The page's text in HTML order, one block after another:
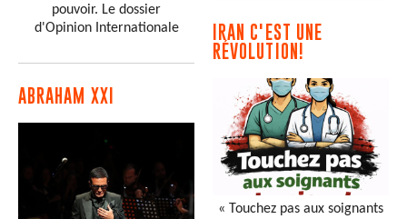
pouvoir. Le dossier
d'Opinion Internationale
ABRAHAM XXI
IRAN C'EST UNE
RÉVOLUTION!
« Touchez pas aux soignants